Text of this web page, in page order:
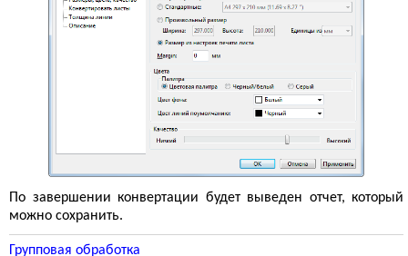
По завершении конвертации будет выведен отчет, который
можно сохранить.
Групповая обработка